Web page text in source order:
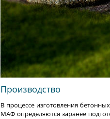
Производство
В процессе изготовления
МАФ определяются заранее